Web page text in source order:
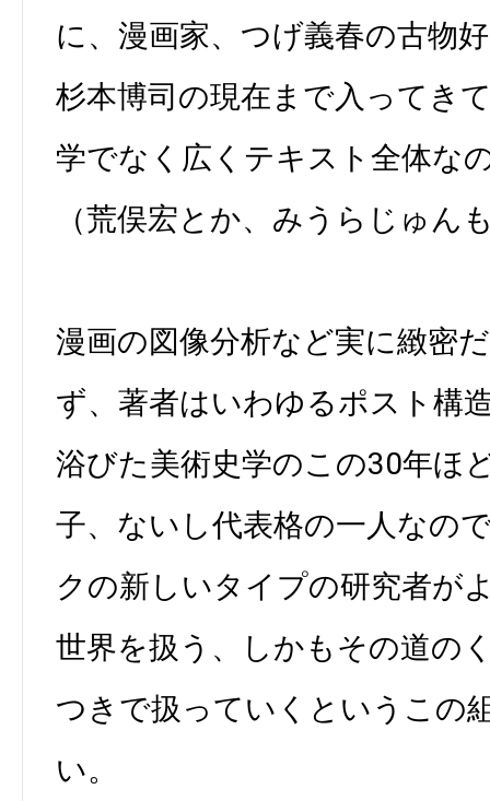
に、漫画家、つげ義春の古物
杉本博司の現在まで入ってき
学でなく広くテキスト全体な
（荒俣宏とか、みうらじゅん
漫画の図像分析など実に緻密
ず、著者はいわゆるポスト構
浴びた美術史学のこの30年ほ
子、ないし代表格の一人なの
クの新しいタイプの研究者が
世界を扱う、しかもその道の
つきで扱っていくというこの
い。